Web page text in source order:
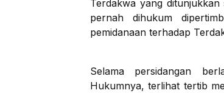
Terdakwa yang
pernah dihukum
pemidanaan terhadap
Selama persidangan
Hukumnya, terlihat tertib